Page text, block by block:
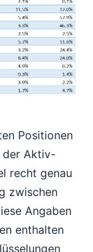
Positionen
der Aktiv-
recht genau
zwischen
Angaben
enthalten